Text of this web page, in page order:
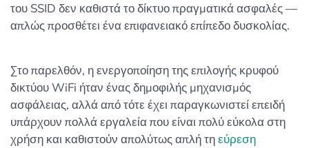
του SSID δεν καθιστά το δίκτυο πραγματικά ασφαλές —
απλώς προσθέτει ένα επιφανειακό επίπεδο δυσκολίας.
Στο παρελθόν, η ενεργοποίηση της επιλογής κρυφού
δικτύου WiFi ήταν ένας δημοφιλής μηχανισμός
ασφάλειας, αλλά από τότε έχει παραγκωνιστεί επειδή
υπάρχουν πολλά εργαλεία που είναι πολύ εύκολα στη
χρήση και καθιστούν απολύτως απλή τηεύρεση